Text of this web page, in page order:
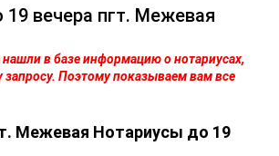
вечера пгт. Межевая
в базе информацию о нотариусах,
Поэтому показываем вам все
Межевая Нотариусы до 19